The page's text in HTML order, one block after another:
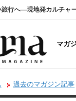
行へ―現地発カルチャ
マガ
過去のマガジン記事